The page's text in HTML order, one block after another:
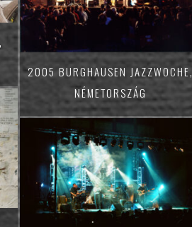
2005 BURGHAUSEN JAZZWOCHE,
NÉMETORSZÁG